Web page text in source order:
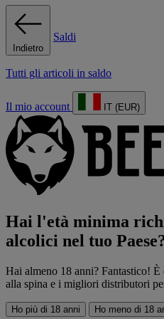
Indietro
Saldi
Tutti gli articoli in saldo
Il mio account IT (EUR)
Hai l'età minima
alcolici nel tuo
Hai almeno 18 anni? Fantastico!
alla spina e i migliori distributori
Ho più di 18 anni Ho meno di 18